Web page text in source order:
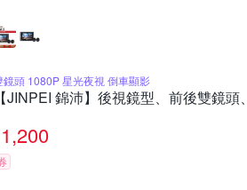
鏡頭 1080P 星光夜視 倒車顯影
JINPEI 錦沛】後視鏡型、前後雙鏡
1,200